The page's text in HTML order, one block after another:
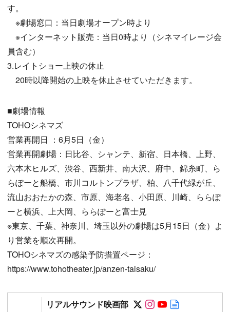
す。
※劇場窓口：当日劇場オープン時より
※インターネット販売：当日0時より（シネマイレージ会
員含む）
3.レイトショー上映の休止
20時以降開始の上映を休止させていただきます。
■劇場情報
TOHOシネマズ
営業再開日 ：6月5日（金）
営業再開劇場：日比谷、シャンテ、新宿、日本橋、上野、
六本木ヒルズ、渋谷、西新井、南大沢、府中、錦糸町、ら
らぽーと船橋、市川コルトンプラザ、柏、八千代緑が丘、
流山おおたかの森、市原、海老名、小田原、川崎、ららぽ
ーと横浜、上大岡、ららぽーと富士見
※東京、千葉、神奈川、埼玉以外の劇場は5月15日（金）よ
り営業を順次再開。
TOHOシネマズの感染予防措置ページ：
https://www.tohotheater.jp/anzen-taisaku/
リアルサウンド映画部 Follow on SNS
Follow on SNS
Follow on